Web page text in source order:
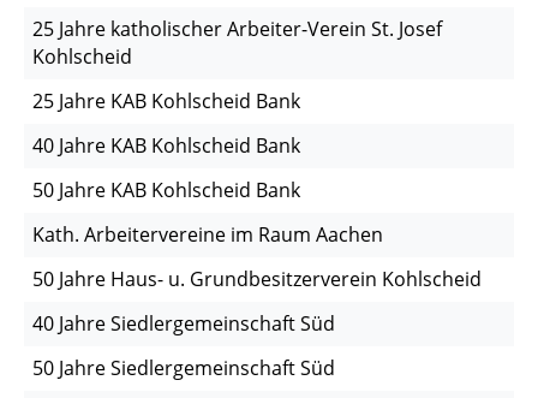
25 Jahre katholischer Arbeiter-Verein St. Josef
Kohlscheid
25 Jahre KAB Kohlscheid Bank
40 Jahre KAB Kohlscheid Bank
50 Jahre KAB Kohlscheid Bank
Kath. Arbeitervereine im Raum Aachen
50 Jahre Haus- u. Grundbesitzerverein Kohlscheid
40 Jahre Siedlergemeinschaft Süd
50 Jahre Siedlergemeinschaft Süd